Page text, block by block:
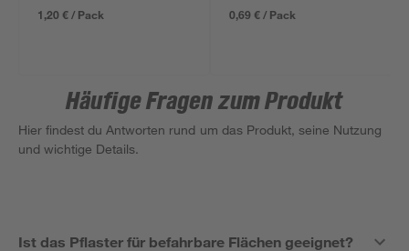
1,20 € / Pack
0,69 € / Pack
Häufige Fragen zum Produkt
Hier findest du Antworten rund um das Produkt, seine Nutzung
und wichtige Details.
Ist das Pflaster für befahrbare Flächen geeignet?